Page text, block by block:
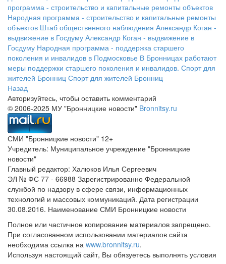
программа - строительство и капитальные ремонты объектов
Народная программа - строительство и капитальные ремонты
объектов Штаб общественного наблюдения Александр Коган -
выдвижение в Госдуму Александр Коган - выдвижение в
Госдуму Народная программа - поддержка старшего
поколения и инвалидов в Подмосковье В Бронницах работают
меры поддержки старшего поколения и инвалидов. Спорт для
жителей Бронниц Спорт для жителей Бронниц
Назад
Авторизуйтесь, чтобы оставить комментарий
© 2006-2025 МУ "Бронницкие новости" Bronnitsy.ru
СМИ "Бронницкие новости" 12+
Учредитель: Муниципальное учреждение "Бронницкие
новости"
Главный редактор: Халюков Илья Сергеевич
ЭЛ № ФС 77 - 66988 Зарегистрированно Федеральной
службой по надзору в сфере связи, информационных
технологий и массовых коммуникаций. Дата регистрации
30.08.2016. Наименование СМИ Бронницкие новости
Полное или частичное копирование материалов запрещено.
При согласованном использовании материалов сайта
необходима ссылка на www.bronnitsy.ru.
Используя настоящий сайт, Вы обязуетесь выполнять условия